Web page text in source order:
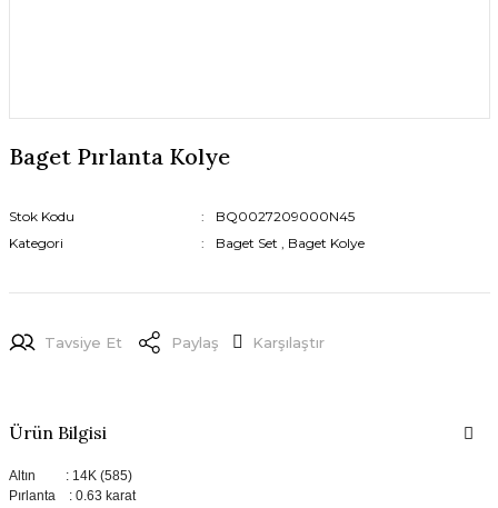
Baget Pırlanta Kolye
Stok Kodu
BQ0027209000N45
Kategori
Baget Set , Baget Kolye
Tavsiye Et Paylaş Karşılaştır
Ürün Bilgisi
Altın : 14K (585)
Pırlanta : 0.63 karat